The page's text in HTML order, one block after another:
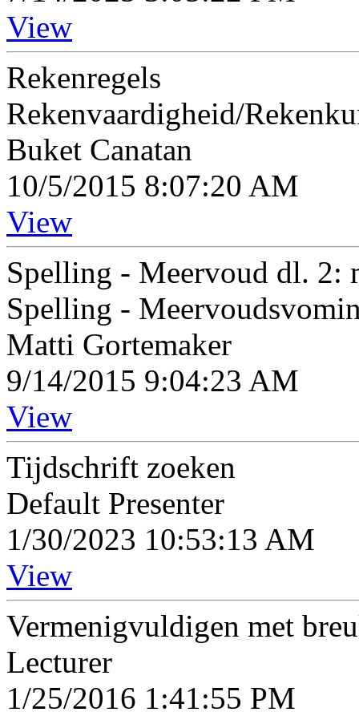
View
Rekenregels
Rekenvaardigheid/
Buket Canatan
10/5/2015 8:07:20 AM
View
Spelling - Meervoud dl. 2:
Spelling -
Matti Gortemaker
9/14/2015 9:04:23 AM
View
Tijdschrift zoeken
Default Presenter
1/30/2023 10:53:13 AM
View
Vermenigvuldigen met
Lecturer
1/25/2016 1:41:55 PM